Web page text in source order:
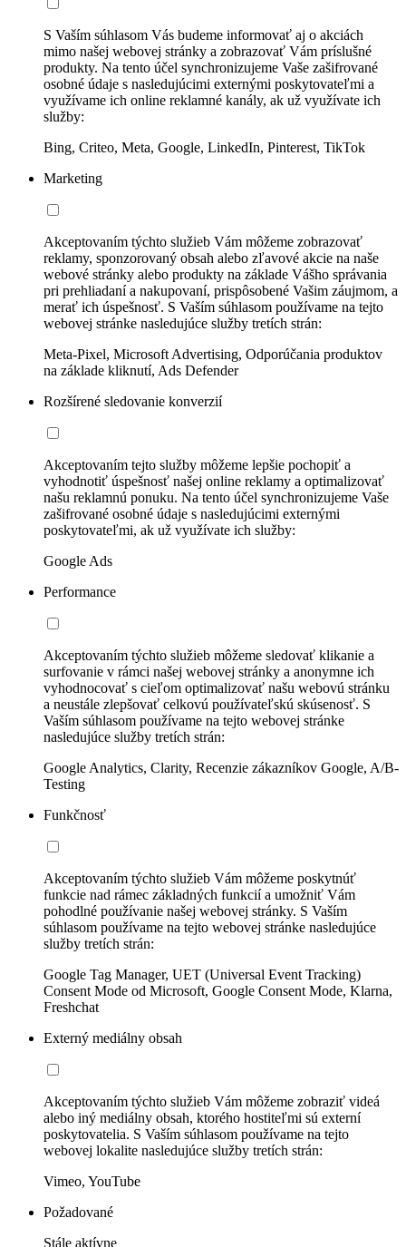
S Vaším súhlasom Vás budeme informovať aj o akciách
mimo našej webovej stránky a zobrazovať Vám príslušné
produkty. Na tento účel synchronizujeme Vaše zašifrované
osobné údaje s nasledujúcimi externými poskytovateľmi a
využívame ich online reklamné kanály, ak už využívate ich
služby:
Bing, Criteo, Meta, Google, LinkedIn, Pinterest, TikTok
Marketing
Akceptovaním týchto služieb Vám môžeme zobrazovať
reklamy, sponzorovaný obsah alebo zľavové akcie na naše
webové stránky alebo produkty na základe Vášho správania
pri prehliadaní a nakupovaní, prispôsobené Vašim záujmom, a
merať ich úspešnosť. S Vaším súhlasom používame na tejto
webovej stránke nasledujúce služby tretích strán:
Meta-Pixel, Microsoft Advertising, Odporúčania produktov
na základe kliknutí, Ads Defender
Rozšírené sledovanie konverzií
Akceptovaním tejto služby môžeme lepšie pochopiť a
vyhodnotiť úspešnosť našej online reklamy a optimalizovať
našu reklamnú ponuku. Na tento účel synchronizujeme Vaše
zašifrované osobné údaje s nasledujúcimi externými
poskytovateľmi, ak už využívate ich služby:
Google Ads
Performance
Akceptovaním týchto služieb môžeme sledovať klikanie a
surfovanie v rámci našej webovej stránky a anonymne ich
vyhodnocovať s cieľom optimalizovať našu webovú stránku
a neustále zlepšovať celkovú používateľskú skúsenosť. S
Vaším súhlasom používame na tejto webovej stránke
nasledujúce služby tretích strán:
Google Analytics, Clarity, Recenzie zákazníkov Google, A/B-
Testing
Funkčnosť
Akceptovaním týchto služieb Vám môžeme poskytnúť
funkcie nad rámec základných funkcií a umožniť Vám
pohodlné používanie našej webovej stránky. S Vaším
súhlasom používame na tejto webovej stránke nasledujúce
služby tretích strán:
Google Tag Manager, UET (Universal Event Tracking)
Consent Mode od Microsoft, Google Consent Mode, Klarna,
Freshchat
Externý mediálny obsah
Akceptovaním týchto služieb Vám môžeme zobraziť videá
alebo iný mediálny obsah, ktorého hostiteľmi sú externí
poskytovatelia. S Vaším súhlasom používame na tejto
webovej lokalite nasledujúce služby tretích strán:
Vimeo, YouTube
Požadované
Stále aktívne